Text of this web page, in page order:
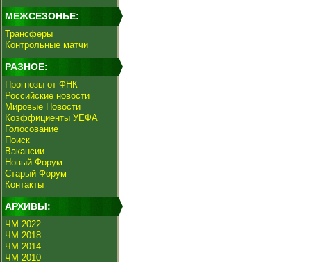
МЕЖСЕЗОНЬЕ:
Трансферы
Контрольные матчи
РАЗНОЕ:
Прогнозы от ФНК
Российские новости
Мировые Новости
Коэффициенты УЕФА
Голосование
Поиск
Вакансии
Новый Форум
Старый Форум
Контакты
АРХИВЫ:
ЧМ 2022
ЧМ 2018
ЧМ 2014
ЧМ 2010